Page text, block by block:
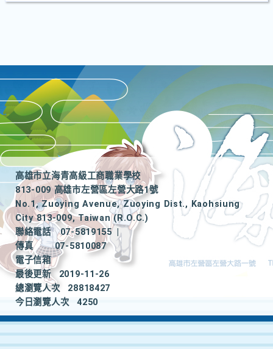
高雄市立海青高級工商職業學校
813-009 高雄市左營區左營大路1號
No.1, Zuoying Avenue, Zuoying Dist., Kaohsiung
City 813-009, Taiwan (R.O.C.)
聯絡電話
07-5819155
|
傳真
07-5810087
電子信箱
最後更新
2019-11-26
總瀏覽人次
28818427
今日瀏覽人次
4250